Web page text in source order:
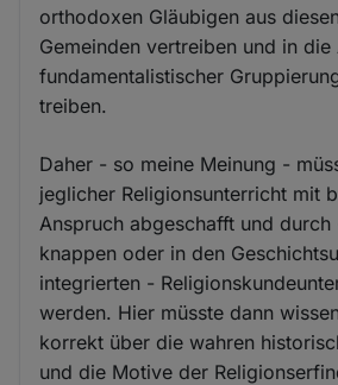
orthodoxen Gläubigen aus
Gemeinden vertreiben und in die
fundamentalistischer
treiben.
Daher - so meine Meinung -
jeglicher Religionsunterricht mit
Anspruch abgeschafft und
knappen oder in den
integrierten -
werden. Hier müsste dann
korrekt über die wahren
und die Motive der